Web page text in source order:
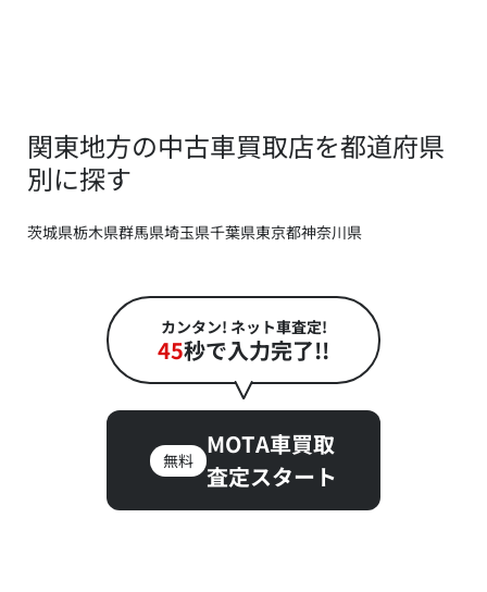
関東地方の中古車買取店を都道府県
別に探す
茨城県栃木県群馬県埼玉県千葉県東京都神奈川県
カンタン! ネット車査定!
45秒で入力完了!!
無料
MOTA車買取
査定スタート